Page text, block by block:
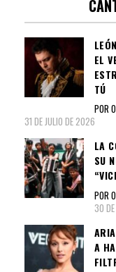
EL
TÚ
POR
31 DE JULIO DE 2026
LA
SU
POR
30
A